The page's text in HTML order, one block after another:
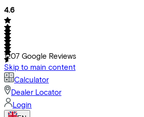
4.6
1207 Google Reviews
Skip to main content
Calculator
Dealer Locator
Login